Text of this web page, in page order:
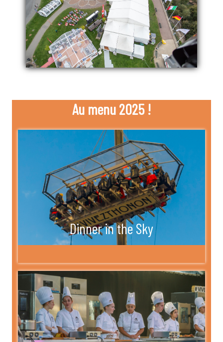
Au menu 2025 !
Dinner in the Sky